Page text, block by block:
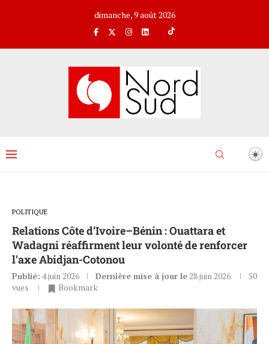
dimanche, 9 août 2026
POLITIQUE
Relations Côte d’Ivoire–Bénin : Ouattara et
Wadagni réaffirment leur volonté de renforcer
l’axe Abidjan-Cotonou
Publié: 4 juin 2026 Dernière mise à jour le 28 juin 2026
50
vues
Bookmark